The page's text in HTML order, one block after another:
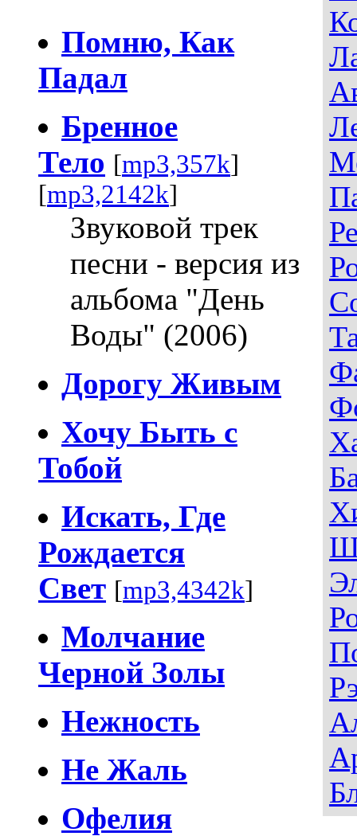
Помню, Как
Падал
Бренное
Тело [mp3,357k]
[mp3,2142k]
Звуковой трек
песни - версия из
альбома "День
Воды" (2006)
Дорогу Живым
Хочу Быть с
Тобой
Искать, Где
Рождается
Свет [mp3,4342k]
Молчание
Черной Золы
Нежность
Не Жаль
Офелия